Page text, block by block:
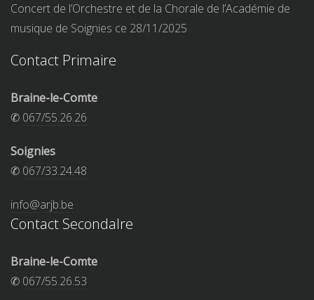
Concert de l’Orchestre et de la Chorale de l’Académie de
musique de Soignies ce 28/11/2025
Contact Primaire
Braine-le-Comte
✆ 067/55.26.26
Soignies
✆ 067/33.24.48
info@arjb.be
Contact Secondalre
Braine-le-Comte
✆ 067/55.26.53